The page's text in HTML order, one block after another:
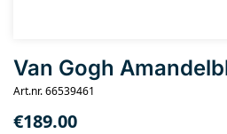
Van Gogh
Art.nr. 66539461
€189.00